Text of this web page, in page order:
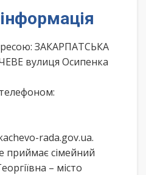
ЗАКАРПАТСЬКА
вулиця Осипенка
rada.gov.ua.
приймає сімейний
– місто